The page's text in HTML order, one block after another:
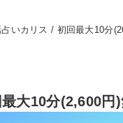
いカリス / 初回最大10分
大10分(2,600円